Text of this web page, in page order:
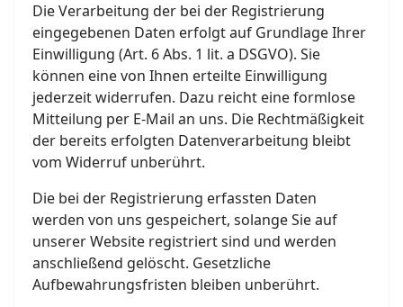
Die Verarbeitung der bei der Registrierung
eingegebenen Daten erfolgt auf Grundlage Ihrer
Einwilligung (Art. 6 Abs. 1 lit. a DSGVO). Sie
können eine von Ihnen erteilte Einwilligung
jederzeit widerrufen. Dazu reicht eine formlose
Mitteilung per E-Mail an uns. Die Rechtmäßigkeit
der bereits erfolgten Datenverarbeitung bleibt
vom Widerruf unberührt.
Die bei der Registrierung erfassten Daten
werden von uns gespeichert, solange Sie auf
unserer Website registriert sind und werden
anschließend gelöscht. Gesetzliche
Aufbewahrungsfristen bleiben unberührt.